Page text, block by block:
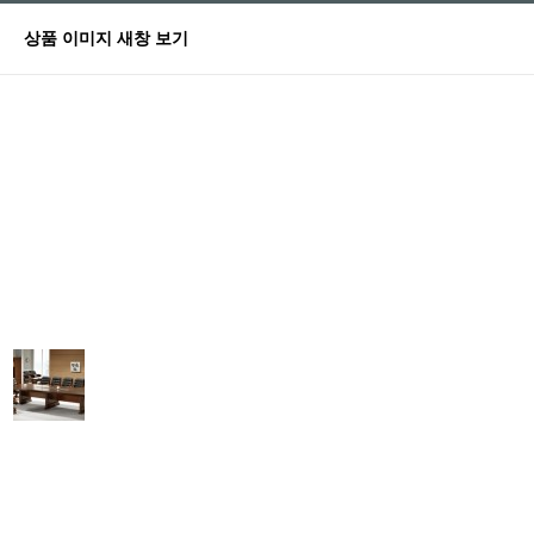
상품 이미지 새창 보기